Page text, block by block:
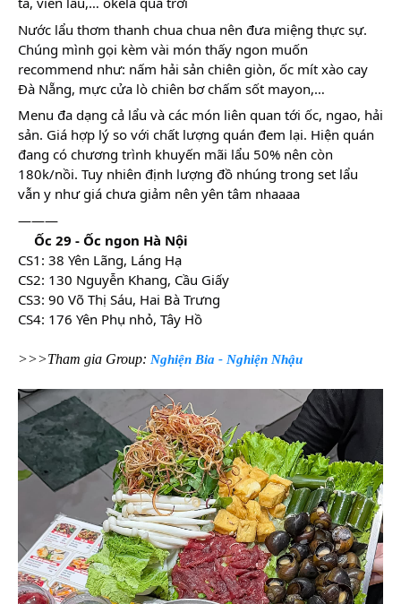
Nước lẩu thơm thanh chua chua nên đưa miệng thực sự.
Chúng mình gọi kèm vài món thấy ngon muốn
recommend như: nấm hải sản chiên giòn, ốc mít xào cay
Đà Nẵng, mực cửa lò chiên bơ chấm sốt mayon,…
Menu đa dạng cả lẩu và các món liên quan tới ốc, ngao, hải
sản. Giá hợp lý so với chất lượng quán đem lại. Hiện quán
đang có chương trình khuyến mãi lẩu 50% nên còn
180k/nồi. Tuy nhiên định lượng đồ nhúng trong set lẩu
vẫn y như giá chưa giảm nên yên tâm nhaaaa
———
Ốc 29 - Ốc ngon Hà Nội
CS1: 38 Yên Lãng, Láng Hạ
CS2: 130 Nguyễn Khang, Cầu Giấy
CS3: 90 Võ Thị Sáu, Hai Bà Trưng
CS4: 176 Yên Phụ nhỏ, Tây Hồ
>>>Tham gia Group: Nghiện Bia - Nghiện Nhậu